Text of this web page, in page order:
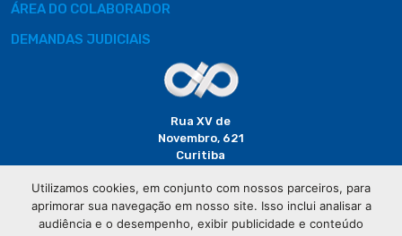
ÁREA DO COLABORADOR
DEMANDAS JUDICIAIS
Rua XV de
Novembro, 621
Curitiba
(41) 3320-
Utilizamos cookies, em conjunto com nossos parceiros, para
aprimorar sua navegação em nosso site. Isso inclui analisar a
audiência e o desempenho, exibir publicidade e conteúdo